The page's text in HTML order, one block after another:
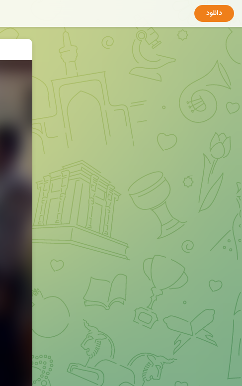
دانلود